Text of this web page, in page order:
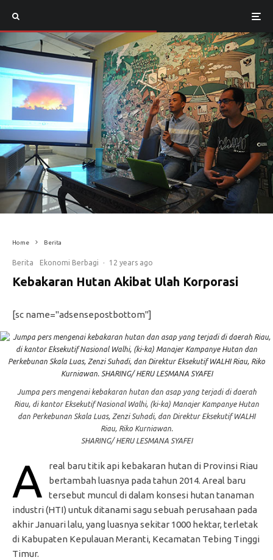
Home Berita
Berita Ekonomi Berbagi · 12 years ago
Kebakaran Hutan Akibat Ulah Korporasi
[sc name="adsensepostbottom"]
Jumpa pers mengenai kebakaran hutan dan asap yang terjadi di daerah
Riau, di kantor Eksekutif Nasional Walhi, (ki-ka) Manajer Kampanye Hutan
dan Perkebunan Skala Luas, Zenzi Suhadi, dan Direktur Eksekutif WALHI
Riau, Riko Kurniawan.
SHARING/ HERU LESMANA SYAFEI
A
real baru titik api kebakaran hutan di Provinsi Riau
bertambah luasnya pada tahun 2014. Areal baru
tersebut muncul di dalam konsesi hutan tanaman
industri (HTI) untuk ditanami sagu sebuah perusahaan pada
akhir Januari lalu, yang luasnya sekitar 1000 hektar, terletak
di Kabupaten Kepulauan Meranti, Kecamatan Tebing Tinggi
Timur.